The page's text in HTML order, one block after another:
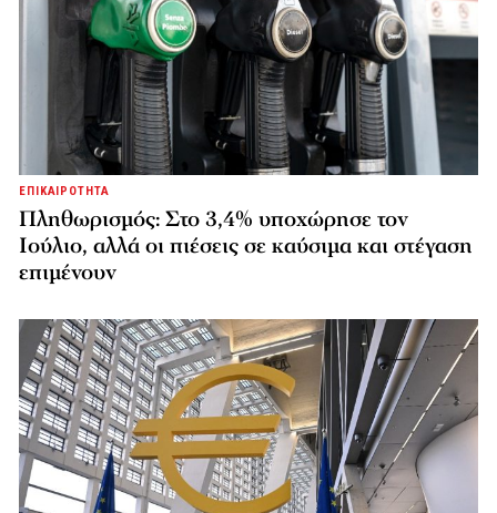
ΕΠΙΚΑΙΡΟΤΗΤΑ
Πληθωρισμός: Στο 3,4% υποχώρησε τον
Ιούλιο, αλλά οι πιέσεις σε καύσιμα και στέγαση
επιμένουν